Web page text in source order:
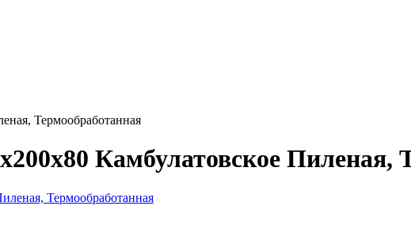
Термообработанная
Камбулатовское Пиленая,